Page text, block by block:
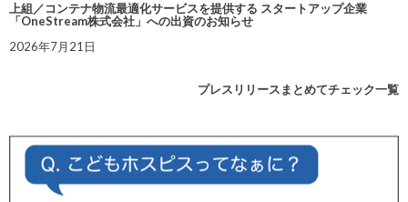
上組／コンテナ物流最適化サービスを提供する スタートアップ企業
「OneStream株式会社」への出資のお知らせ
2026年7月21日
プレスリリースまとめてチェック一覧